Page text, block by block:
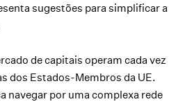
sugestões para simplificar a
de capitais operam cada vez
dos Estados-Membros da UE.
navegar por uma complexa rede